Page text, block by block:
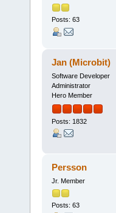
Posts: 63
Jan (Microbit)
Software Developer
Administrator
Hero Member
Posts: 1832
Persson
Jr. Member
Posts: 63